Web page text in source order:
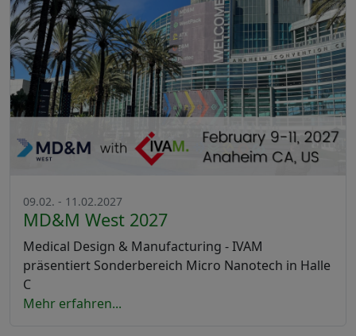
09.02. - 11.02.2027
MD&M West 2027
Medical Design & Manufacturing - IVAM
präsentiert Sonderbereich Micro Nanotech in Halle
C
Mehr erfahren...